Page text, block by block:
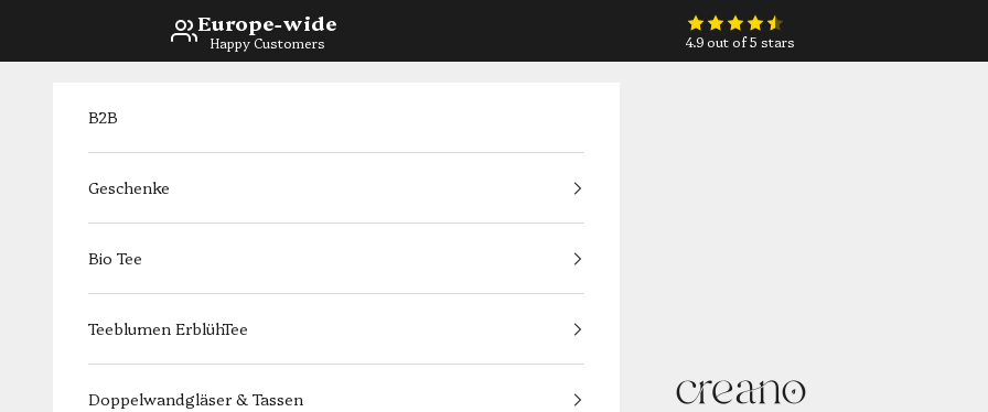
Europe-wide
Happy Customers 4.9 out of 5 stars
Creano
B2B
Geschenke
Bio Tee
Teeblumen ErblühTee
Doppelwandgläser & Tassen